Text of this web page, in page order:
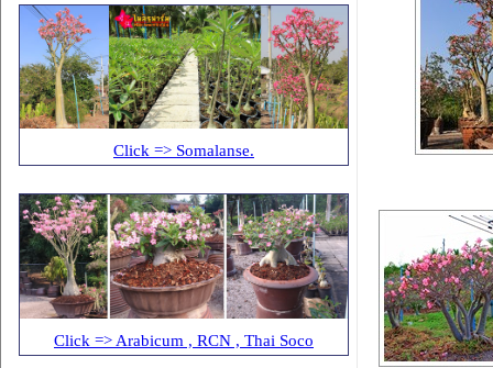
Click => Somalanse.
Click => Arabicum , RCN , Thai Soco